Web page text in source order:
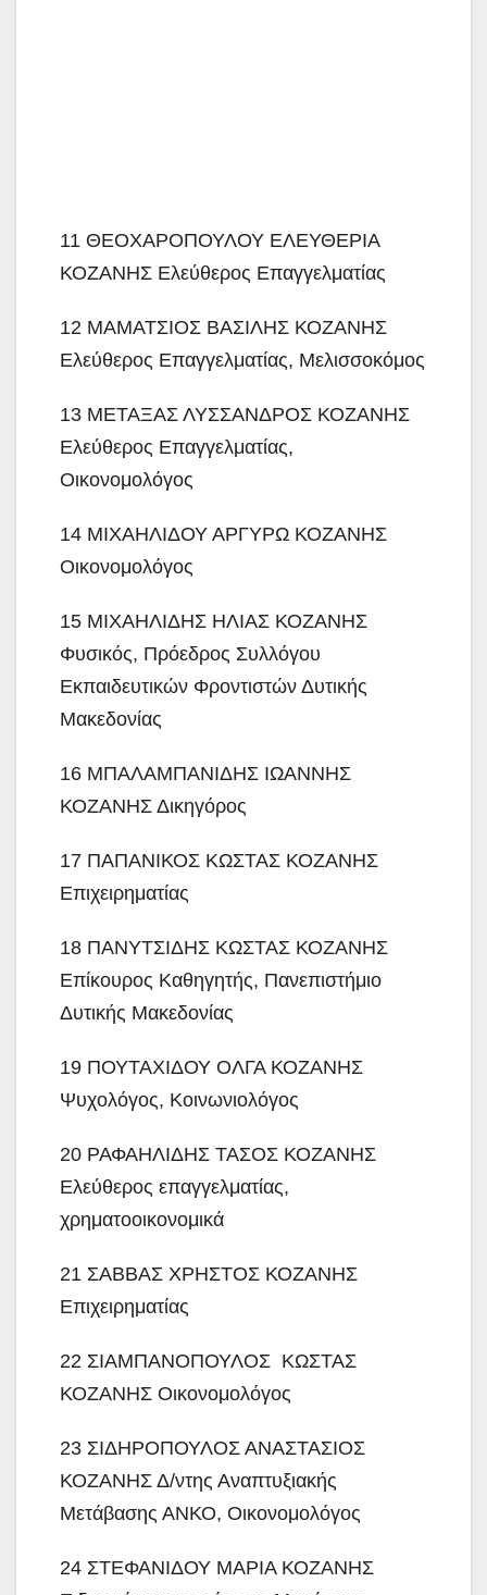
11 ΘΕΟΧΑΡΟΠΟΥΛΟΥ ΕΛΕΥΘΕΡΙΑ
ΚΟΖΑΝΗΣ Ελεύθερος Επαγγελματίας
12 ΜΑΜΑΤΣΙΟΣ ΒΑΣΙΛΗΣ ΚΟΖΑΝΗΣ
Ελεύθερος Επαγγελματίας, Μελισσοκόμος
13 ΜΕΤΑΞΑΣ ΛΥΣΣΑΝΔΡΟΣ ΚΟΖΑΝΗΣ
Ελεύθερος Επαγγελματίας,
Οικονομολόγος
14 ΜΙΧΑΗΛΙΔΟΥ ΑΡΓΥΡΩ ΚΟΖΑΝΗΣ
Οικονομολόγος
15 ΜΙΧΑΗΛΙΔΗΣ ΗΛΙΑΣ ΚΟΖΑΝΗΣ
Φυσικός, Πρόεδρος Συλλόγου
Εκπαιδευτικών Φροντιστών Δυτικής
Μακεδονίας
16 ΜΠΑΛΑΜΠΑΝΙΔΗΣ ΙΩΑΝΝΗΣ
ΚΟΖΑΝΗΣ Δικηγόρος
17 ΠΑΠΑΝΙΚΟΣ ΚΩΣΤΑΣ ΚΟΖΑΝΗΣ
Επιχειρηματίας
18 ΠΑΝΥΤΣΙΔΗΣ ΚΩΣΤΑΣ ΚΟΖΑΝΗΣ
Επίκουρος Καθηγητής, Πανεπιστήμιο
Δυτικής Μακεδονίας
19 ΠΟΥΤΑΧΙΔΟΥ ΟΛΓΑ ΚΟΖΑΝΗΣ
Ψυχολόγος, Κοινωνιολόγος
20 ΡΑΦΑΗΛΙΔΗΣ ΤΑΣΟΣ ΚΟΖΑΝΗΣ
Ελεύθερος επαγγελματίας,
χρηματοοικονομικά
21 ΣΑΒΒΑΣ ΧΡΗΣΤΟΣ ΚΟΖΑΝΗΣ
Επιχειρηματίας
22 ΣΙΑΜΠΑΝΟΠΟΥΛΟΣ ΚΩΣΤΑΣ
ΚΟΖΑΝΗΣ Οικονομολόγος
23 ΣΙΔΗΡΟΠΟΥΛΟΣ ΑΝΑΣΤΑΣΙΟΣ
ΚΟΖΑΝΗΣ Δ/ντης Αναπτυξιακής
Μετάβασης ΑΝΚΟ, Οικονομολόγος
24 ΣΤΕΦΑΝΙΔΟΥ ΜΑΡΙΑ ΚΟΖΑΝΗΣ